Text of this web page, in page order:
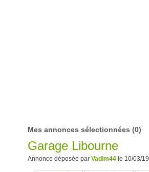
Mes annonces sélectionnées (0)
Garage Libourne
Annonce déposée par Vadim44 le 10/03/19